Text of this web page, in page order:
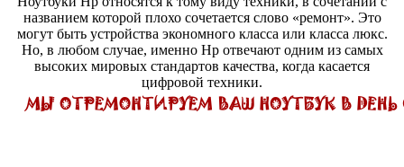
названием которой плохо сочетается слово «ремонт». Это
могут быть устройства экономного класса или класса люкс.
Но, в любом случае, именно Hp отвечают одним из самых
высоких мировых стандартов качества, когда касается
цифровой техники.